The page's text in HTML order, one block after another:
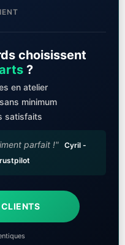
choisissent
?
en atelier
minimum
satisfaits
parfait !" Cyril -